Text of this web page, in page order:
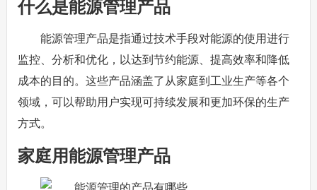
什么是能源管理产品
能源管理产品是指通过技术手段对能源的使用进行
监控、分析和优化，以达到节约能源、提高效率和降低
成本的目的。这些产品涵盖了从家庭到工业生产等各个
领域，可以帮助用户实现可持续发展和更加环保的生产
方式。
家庭用能源管理产品